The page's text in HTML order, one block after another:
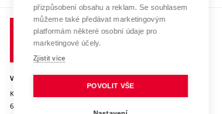
VYSOKÉ UČENÍ TECHNICKÉ V BRNĚ
Kolejní 2906/4
612 00 Brno
přizpůsobení obsahu a reklam. Se souhlasem
můžeme také předávat marketingovým
platformám některé osobní údaje pro
marketingové účely.
Zjistit více
POVOLIT VŠE